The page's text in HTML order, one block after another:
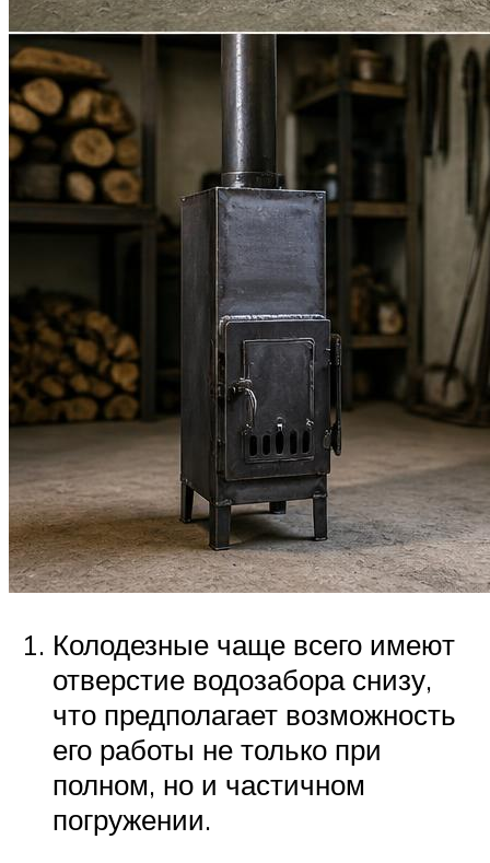
Колодезные чаще всего имеют
отверстие водозабора снизу,
что предполагает возможность
его работы не только при
полном, но и частичном
погружении.